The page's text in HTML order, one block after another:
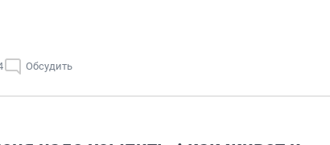
Обсудить